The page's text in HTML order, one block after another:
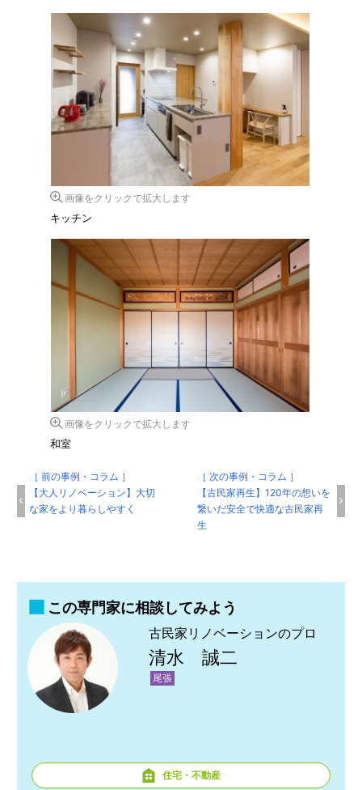
画像をクリックで拡大します
キッチン
画像をクリックで拡大します
和室
［ 前の事例・コラム ］
【大人リノベーション】大切
な家をより暮らしやすく
［ 次の事例・コラム ］
【古民家再生】120年の想いを
繋いだ安全で快適な古民家再
生
この専門家に相談してみよう
古民家リノベーションのプロ
清水 誠二
尾張
住宅・不動産